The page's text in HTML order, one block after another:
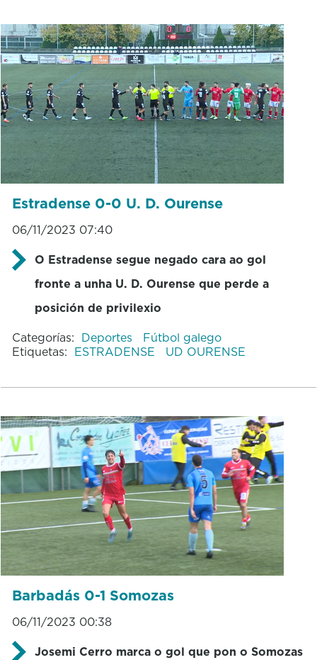
Estradense 0-0 U. D. Ourense
06/11/2023 07:40
O Estradense segue negado cara ao gol
fronte a unha U. D. Ourense que perde a
posición de privilexio
Categorías: Deportes
Fútbol galego
Etiquetas: ESTRADENSE UD OURENSE
Barbadás 0-1 Somozas
06/11/2023 00:38
Josemi Cerro marca o gol que pon o Somozas